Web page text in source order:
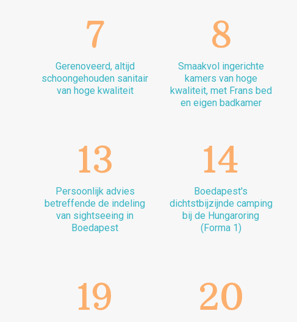
7
Gerenoveerd, altijd
schoongehouden sanitair
van hoge kwaliteit
8
Smaakvol ingerichte
kamers van hoge
kwaliteit, met Frans bed
en eigen badkamer
13
Persoonlijk advies
betreffende de indeling
van sightseeing in
Boedapest
14
Boedapest's
dichtstbijzijnde camping
bij de Hungaroring
(Forma 1)
19 20